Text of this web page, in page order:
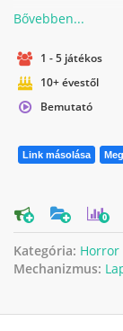
1 - 5 játékos
10+ évestől
Bemutató
Link másolása
0
Kategória: Horror
Mechanizmus: